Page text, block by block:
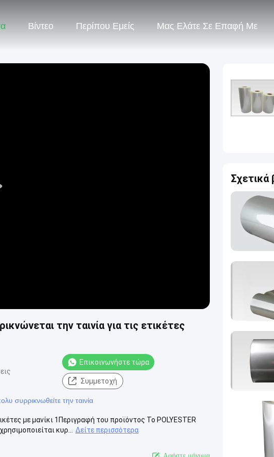
Βίντεο Περίπου Εμείς Μας Ελάτε Σε Επαφή Με
την ταινία για τις ετικέτες
Επικοινωνήστε τώρα
Συμμετοχή
συρρικνωθείτε την ταινία
με μανίκι 1Περιγραφή του προϊόντος Το POLYESTER
κυρ...
Δείτε περισσότερα
Αφήστε μήνυμα
Σχετικά